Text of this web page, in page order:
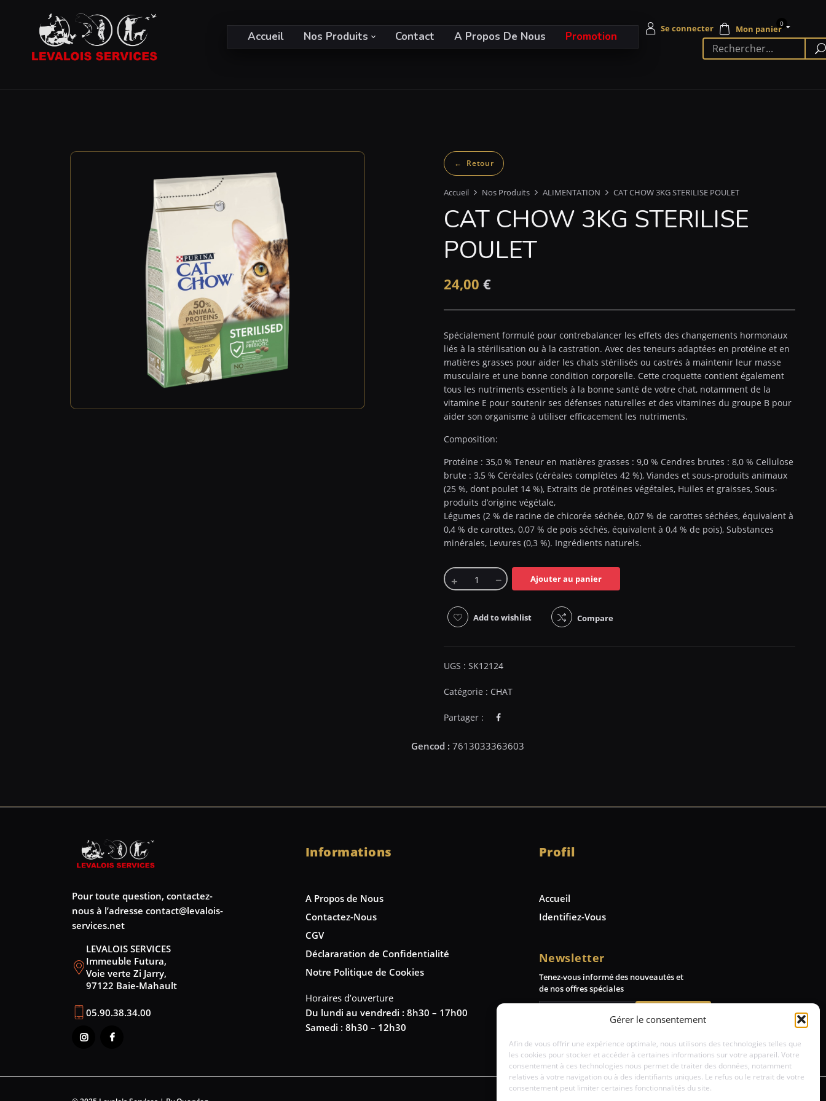
Gérer le consentement
Afin de vous offrir une expérience optimale, nous utilisons des technologies telles que
les cookies pour stocker et accéder à certaines informations sur votre appareil. Votre
consentement à ces technologies nous permet de traiter des données, notamment
relatives à votre navigation ou à des identifiants uniques. Le refus ou le retrait de votre
consentement peut limiter certaines fonctionnalités du site.
Accueil Nos Produits Contact A Propos De Nous Promotion
0
Accueil Nos Produits ALIMENTATION CAT CHOW 3KG STERILISE POULET
CAT CHOW 3KG STERILISE
POULET
24,00 €
Spécialement formulé pour contrebalancer les effets des changements hormonaux
liés à la stérilisation ou à la castration. Avec des teneurs adaptées en protéine et en
matières grasses pour aider les chats stérilisés ou castrés à maintenir leur masse
musculaire et une bonne condition corporelle. Cette croquette contient également
tous les nutriments essentiels à la bonne santé de votre chat, notamment de la
vitamine E pour soutenir ses défenses naturelles et des vitamines du groupe B pour
aider son organisme à utiliser efficacement les nutriments.
Composition:
Protéine : 35,0 % Teneur en matières grasses : 9,0 % Cendres brutes : 8,0 % Cellulose
brute : 3,5 % Céréales (céréales complètes 42 %), Viandes et sous-produits animaux
(25 %, dont poulet 14 %), Extraits de protéines végétales, Huiles et graisses, Sous-
produits d’origine végétale,
Légumes (2 % de racine de chicorée séchée, 0,07 % de carottes séchées, équivalent à
0,4 % de carottes, 0,07 % de pois séchés, équivalent à 0,4 % de pois), Substances
minérales, Levures (0,3 %). Ingrédients naturels.
Ajouter au panier
Add to wishlist Compare
UGS : SK12124
Catégorie : CHAT
Partager :
Pour toute question, contactez-
nous à l’adresse contact@levalois-
services.net
LEVALOIS SERVICES
Immeuble Futura,
Voie verte Zi Jarry,
97122 Baie-Mahault
05.90.38.34.00
Informations
A Propos de Nous
Contactez-Nous
CGV
Déclararation de Confidentialité
Notre Politique de Cookies
Horaires d’ouverture
Du lundi au vendredi : 8h30 – 17h00
Samedi : 8h30 – 12h30
Profil
Accueil
Identifiez-Vous
Newsletter
Tenez-vous informé des nouveautés et
de nos offres spéciales